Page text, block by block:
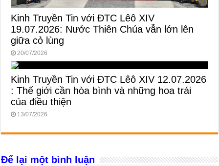
Kinh Truyền Tin với ĐTC Lêô XIV
19.07.2026: Nước Thiên Chúa vẫn lớn lên
giữa cỏ lùng
20/07/2026
Kinh Truyền Tin với ĐTC Lêô XIV 12.07.2026
: Thế giới cần hòa bình và những hoa trái
của điều thiện
13/07/2026
Để lại một bình luận